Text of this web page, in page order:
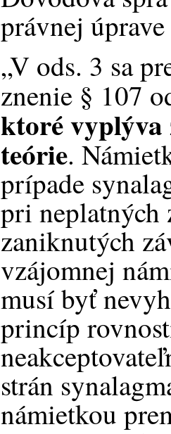
právnej
„V ods. 3 sa
znenie § 107
ktoré vyplýva
teórie.
prípade
pri neplatných
zaniknutých
vzájomnej
musí byť
princíp
strán
námietkou